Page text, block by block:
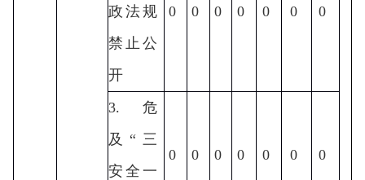
政法规
禁止公
开
0 0 0 0 0 0 0
3.危
及“三
安全一
0 0 0 0 0 0 0